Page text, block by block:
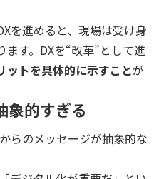
を進めると、現場は受け身
す。DXを“改革”として進
ットを具体的に示すことが
的すぎる
らのメッセージが抽象的な